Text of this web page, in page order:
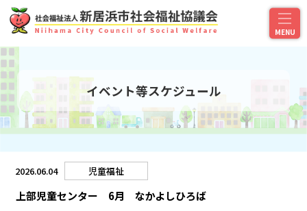
イベント等スケジュール
2026.06.04 児童福祉
上部児童センター 6月 なかよしひろば